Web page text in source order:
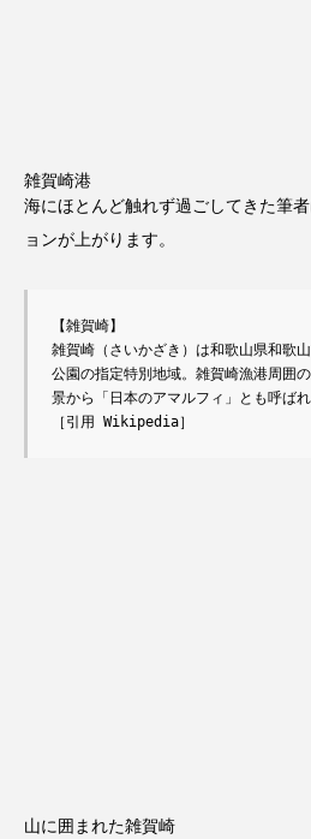
雑賀崎港
海にほとんど触れず過ごしてきた筆
ョンが上がります。
【雑賀崎】
雑賀崎（さいかざき）は和歌山県和歌
公園の指定特別地域。雑賀崎漁港周囲
景から「日本のアマルフィ」とも呼ばれ
［引用 Wikipedia］
山に囲まれた雑賀崎